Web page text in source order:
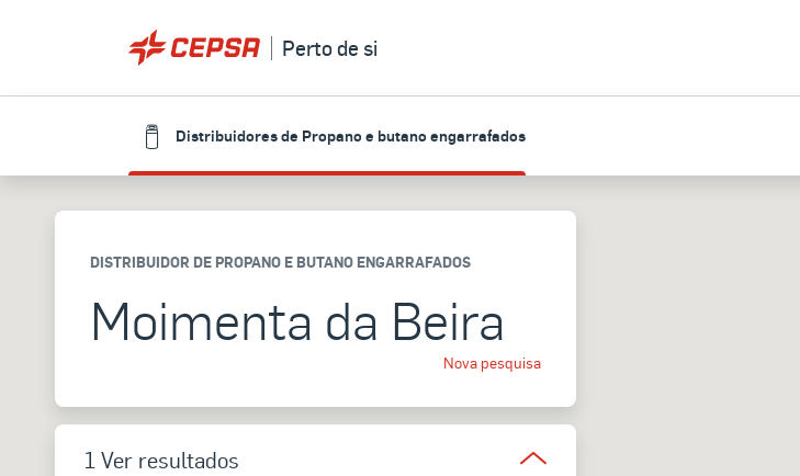
Perto de si
Distribuidores de Propano e butano engarrafados
DISTRIBUIDOR DE PROPANO E BUTANO ENGARRAFADOS
Moimenta da Beira
Nova pesquisa
1 Ver resultados